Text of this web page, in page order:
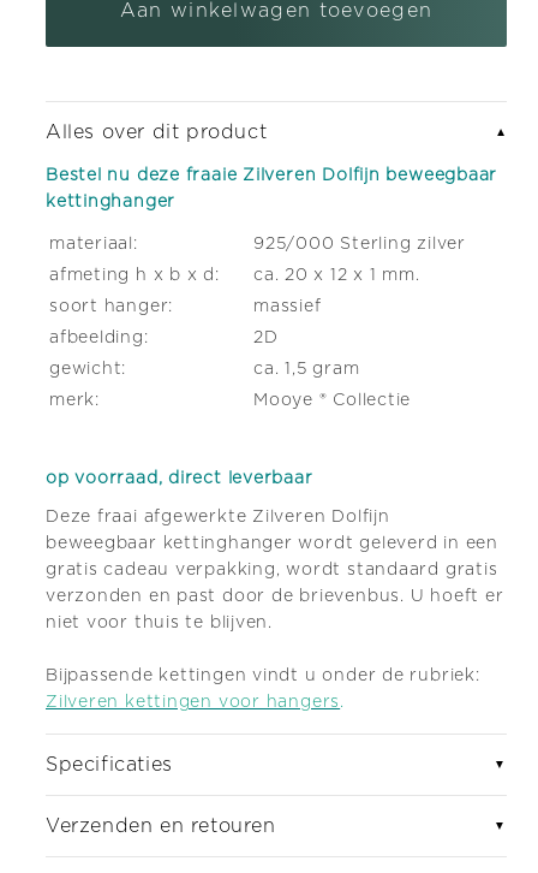
beweegbaar
kettinghanger
beweegbaar
kettinghanger
Aan winkelwagen toevoegen
Alles over dit product ▼
Bestel nu deze fraaie Zilveren Dolfijn beweegbaar
kettinghanger
materiaal:
925/000 Sterling zilver
afmeting h x b x d:
ca. 20 x 12 x 1 mm.
soort hanger:
massief
afbeelding:
2D
gewicht:
ca. 1,5 gram
merk:
Mooye ® Collectie
op voorraad, direct leverbaar
Deze fraai afgewerkte Zilveren Dolfijn
beweegbaar kettinghanger wordt geleverd in een
gratis cadeau verpakking, wordt standaard gratis
verzonden en past door de brievenbus. U hoeft er
niet voor thuis te blijven.
Bijpassende kettingen vindt u onder de rubriek:
Zilveren kettingen voor hangers .
Specificaties ▼
Verzenden en retouren ▼